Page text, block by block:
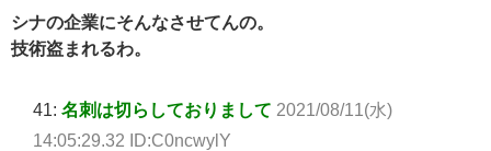
シナの企業にそんなさせてんの。
技術盗まれるわ。
41: 名刺は切らしておりまして 2021/08/11(水)
14:05:29.32 ID:C0ncwylY